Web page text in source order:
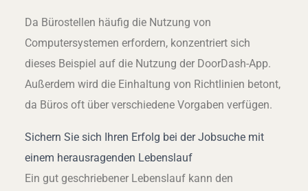
Da Bürostellen häufig die Nutzung von
Computersystemen erfordern, konzentriert sich
dieses Beispiel auf die Nutzung der DoorDash-App.
Außerdem wird die Einhaltung von Richtlinien betont,
da Büros oft über verschiedene Vorgaben verfügen.
Sichern Sie sich Ihren Erfolg bei der Jobsuche mit
einem herausragenden Lebenslauf
Ein gut geschriebener Lebenslauf kann den